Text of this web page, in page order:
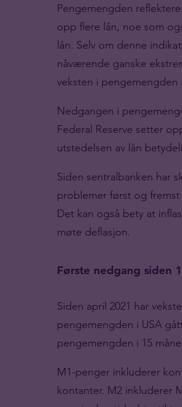
Pengemengden
opp flere lån, noe som
lån. Selv om denne
nåværende ganske
veksten i
Nedgangen i
Federal Reserve setter
utstedelsen av lån
Siden sentralbanken har
problemer først og
Det kan også bety at
møte deflasjon.
Første nedgang siden
Siden april 2021 har
pengemengden i USA
pengemengden i 15
M1-penger inkluderer
kontanter. M2 inkluderer